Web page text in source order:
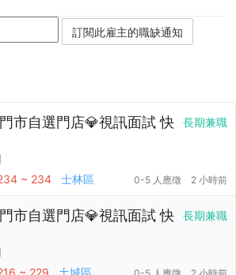
長期兼職
市自選門店💎視訊面試 快
~ 234 士林區 0-5 人應徵 2 小時前
長期兼職
市自選門店💎視訊面試 快
~ 229 土城區